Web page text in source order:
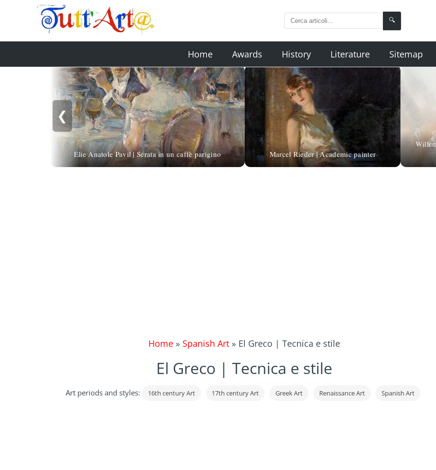
🔍
Home Awards History Literature Sitemap
❮
Elie Anatole Pavil | Serata in un caffè parigino Marcel Rieder | Academic painter
Home » Spanish Art » El Greco | Tecnica e stile
El Greco | Tecnica e stile
Art periods and styles: 16th century Art 17th century Art Greek Art Renaissance Art Spanish Art